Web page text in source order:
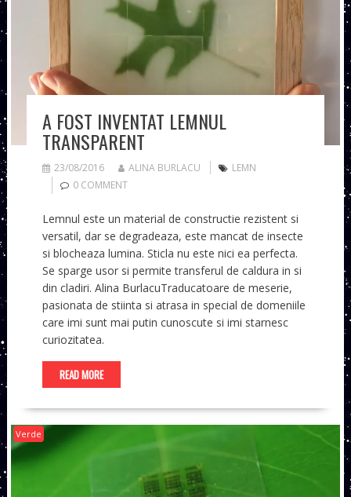
A FOST INVENTAT LEMNUL
TRANSPARENT
23/08/2016 ALINA BURLACU
LEMN
0 COMMENT
Lemnul este un material de constructie rezistent si
versatil, dar se degradeaza, este mancat de insecte
si blocheaza lumina. Sticla nu este nici ea perfecta.
Se sparge usor si permite transferul de caldura in si
din cladiri. Alina BurlacuTraducatoare de meserie,
pasionata de stiinta si atrasa in special de domeniile
care imi sunt mai putin cunoscute si imi starnesc
curiozitatea.
READ MORE
Verde